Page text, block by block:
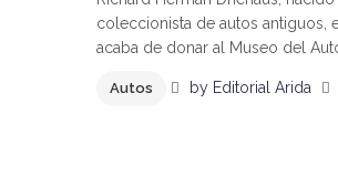
coleccionista de autos antiguos,
acaba de donar al Museo del
Autos by Editorial Arida